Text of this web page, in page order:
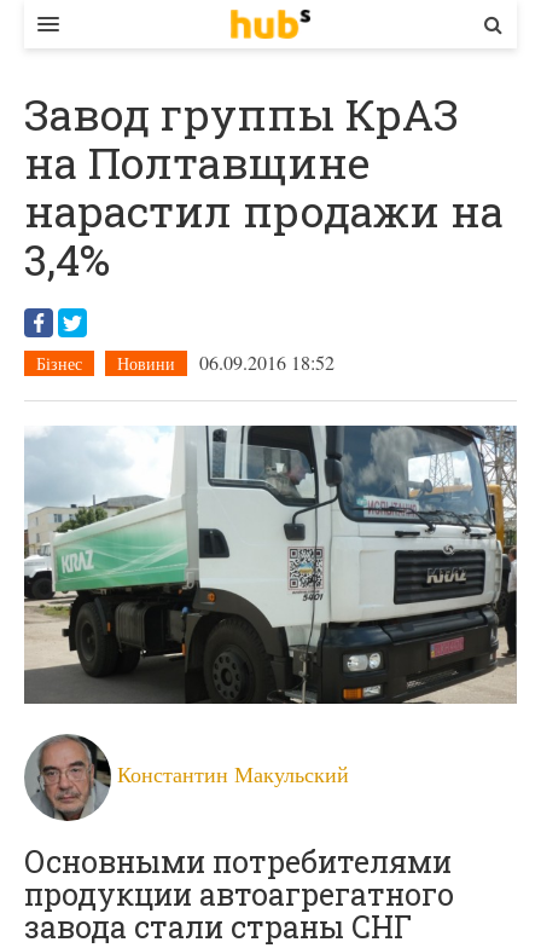
ЕКОНОМІКА
БІЗНЕС
СТАРТЕР
КОНТАКТИ
Завод группы КрАЗ
на Полтавщине
нарастил продажи на
3,4%
Бізнес Новини 06.09.2016 18:52
Константин Макульский
Основными потребителями
продукции автоагрегатного
завода стали страны СНГ